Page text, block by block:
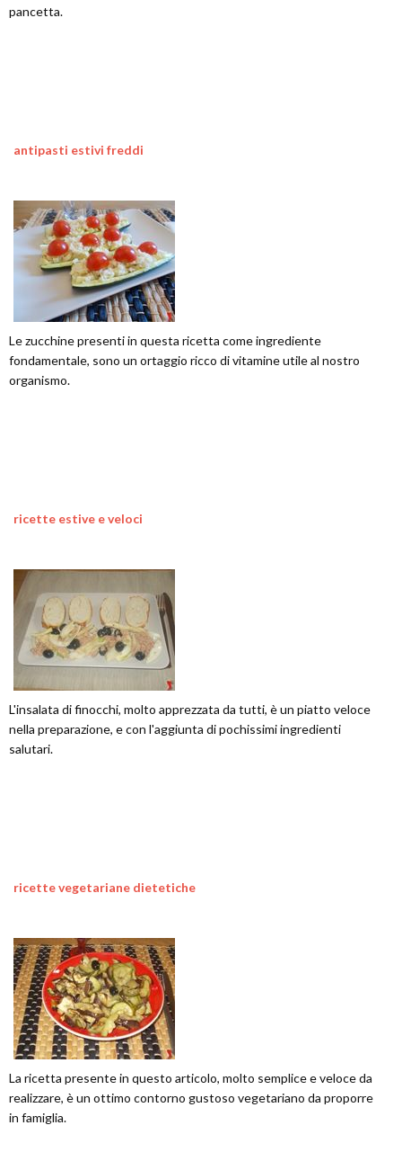
pancetta.
antipasti estivi freddi
Le zucchine presenti in questa ricetta come ingrediente
fondamentale, sono un ortaggio ricco di vitamine utile al nostro
organismo.
ricette estive e veloci
L'insalata di finocchi, molto apprezzata da tutti, è un piatto veloce
nella preparazione, e con l'aggiunta di pochissimi ingredienti
salutari.
ricette vegetariane dietetiche
La ricetta presente in questo articolo, molto semplice e veloce da
realizzare, è un ottimo contorno gustoso vegetariano da proporre
in famiglia.